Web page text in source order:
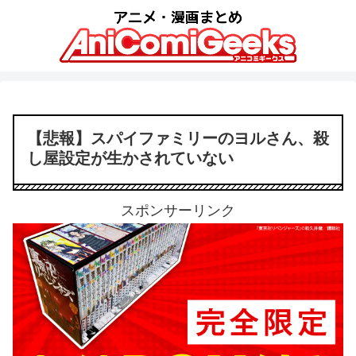
【悲報】スパイファミリーのヨルさん、殺
し屋設定が生かされていない
スポンサーリンク